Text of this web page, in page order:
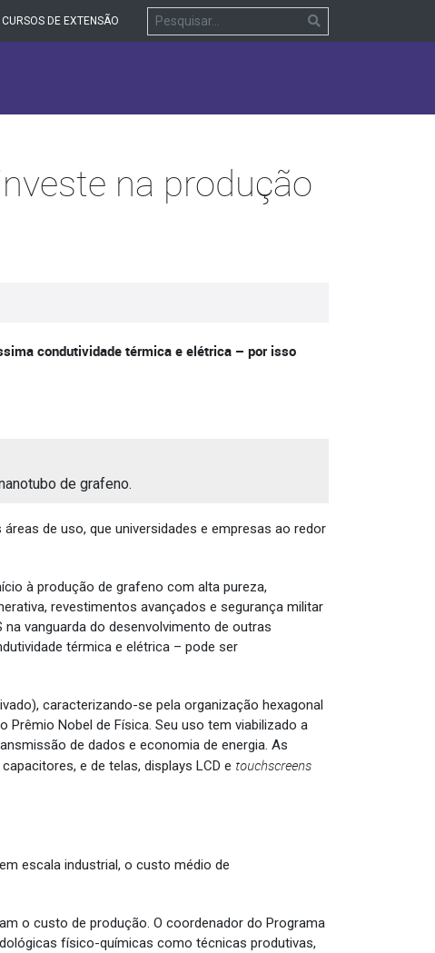
CURSOS DE EXTENSÃO
na produção
condutividade térmica e elétrica – por isso
de grafeno.
de uso, que universidades e empresas ao redor
à produção de grafeno com alta pureza,
revestimentos avançados e segurança militar
vanguarda do desenvolvimento de outras
térmica e elétrica – pode ser
caracterizando-se pela organização hexagonal
Nobel de Física. Seu uso tem viabilizado a
de dados e economia de energia. As
e de telas, displays LCD e touchscreens
escala industrial, o custo médio de
o custo de produção. O coordenador do Programa
físico-químicas como técnicas produtivas,